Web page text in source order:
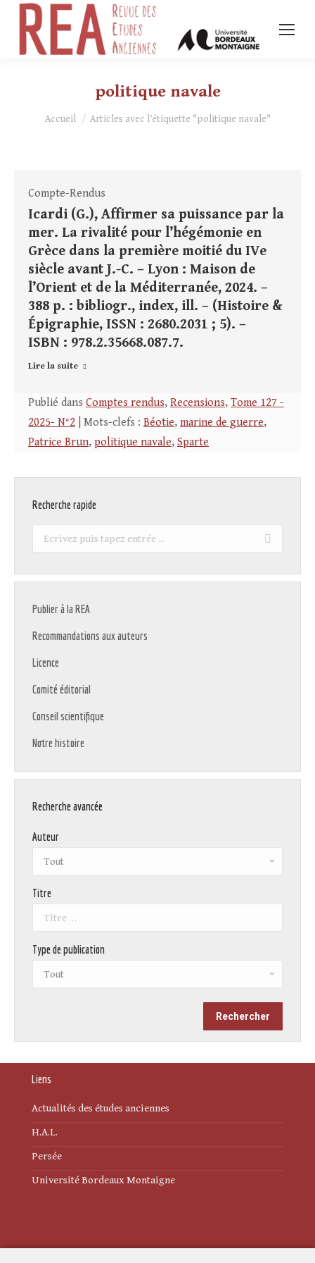
politique navale
Vous êtes ici :
Accueil Articles avec l’étiquette "politique navale"
Compte-Rendus
Icardi (G.), Affirmer sa puissance par la
mer. La rivalité pour l’hégémonie en
Grèce dans la première moitié du IVe
siècle avant J.-C. – Lyon : Maison de
l’Orient et de la Méditerranée, 2024. –
388 p. : bibliogr., index, ill. – (Histoire &
Épigraphie, ISSN : 2680.2031 ; 5). –
ISBN : 978.2.35668.087.7.
Lire la suite
Publié dans Comptes rendus, Recensions, Tome 127 -
2025- N°2 | Mots-clefs : Béotie, marine de guerre,
Patrice Brun, politique navale, Sparte
Recherche rapide
Recherche
Publier à la REA
Recommandations aux auteurs
Licence
Comité éditorial
Conseil scientifique
Notre histoire
Recherche avancée
Auteur
Titre
Type de publication
Liens
Actualités des études anciennes
H.A.L.
Persée
Université Bordeaux Montaigne